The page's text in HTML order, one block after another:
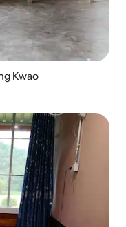
Kwao